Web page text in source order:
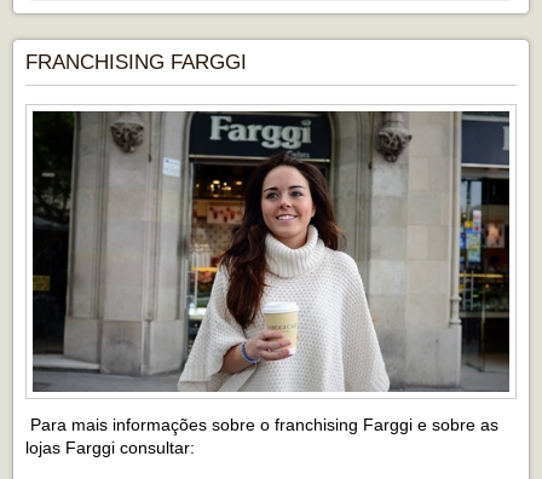
FRANCHISING FARGGI
Para mais informações sobre o franchising Farggi e sobre as
lojas Farggi consultar: